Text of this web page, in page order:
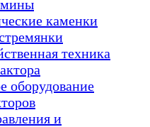
каменки
техника
оборудование
и